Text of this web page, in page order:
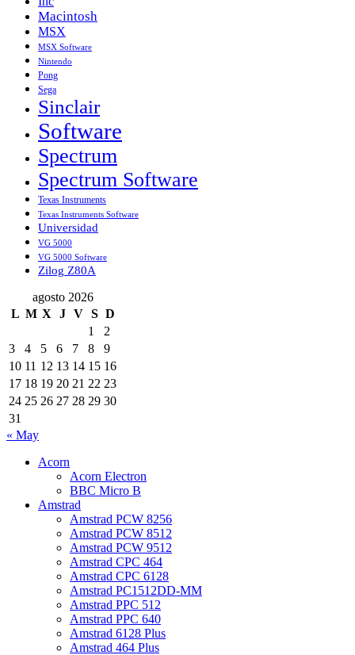
Macintosh
MSX
MSX Software
Nintendo
Pong
Sega
Sinclair
Software
Spectrum
Spectrum Software
Texas Instruments
Texas Instruments Software
Universidad
VG 5000
VG 5000 Software
Zilog Z80A
agosto 2026
L M X J V S D
1
2
3
4 5 6 7 8
9
10 11 12 13 14 15 16
17 18 19 20 21 22 23
24 25 26 27 28 29 30
31
« May
Acorn
Acorn Electron
BBC Micro B
Amstrad
Amstrad PCW 8256
Amstrad PCW 8512
Amstrad PCW 9512
Amstrad CPC 464
Amstrad CPC 6128
Amstrad PC1512DD-MM
Amstrad PPC 512
Amstrad PPC 640
Amstrad 6128 Plus
Amstrad 464 Plus